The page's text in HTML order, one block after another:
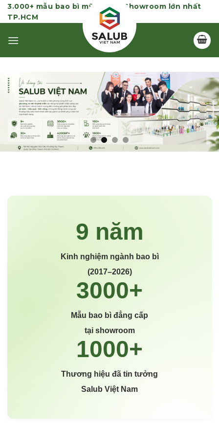
Skip
to
3.000+ mẫu bao bì mỹ phẩm | Showroom lớn nhất
TP.HCM
Kinh nghiệm ngành bao bì
(2017–2026)
Mẫu bao bì đẳng cấp
tại showroom
Thương hiệu đã tin tưởng
Salub Việt Nam